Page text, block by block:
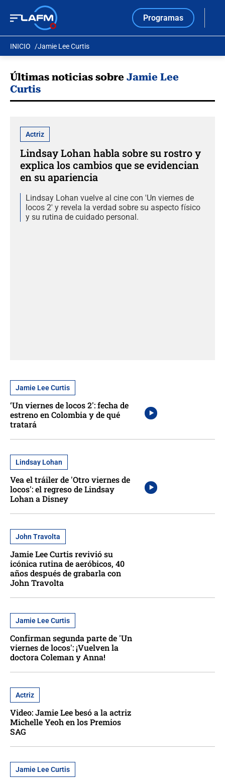
Programas
INICIO Jamie Lee Curtis
Últimas noticias sobre Jamie Lee
Curtis
Actriz
Lindsay Lohan habla sobre su rostro y
explica los cambios que se evidencian
en su apariencia
Lindsay Lohan vuelve al cine con 'Un viernes de
locos 2' y revela la verdad sobre su aspecto físico
y su rutina de cuidado personal.
Jamie Lee Curtis
‘Un viernes de locos 2′: fecha de
estreno en Colombia y de qué
tratará
Lindsay Lohan
Vea el tráiler de 'Otro viernes de
locos': el regreso de Lindsay
Lohan a Disney
John Travolta
Jamie Lee Curtis revivió su
icónica rutina de aeróbicos, 40
años después de grabarla con
John Travolta
Jamie Lee Curtis
Confirman segunda parte de 'Un
viernes de locos': ¡Vuelven la
doctora Coleman y Anna!
Actriz
Video: Jamie Lee besó a la actriz
Michelle Yeoh en los Premios
SAG
Jamie Lee Curtis